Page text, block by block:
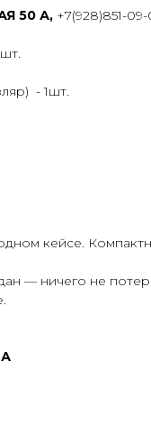
50 А, +7(928)851-
- 1шт.
кейсе.
— ничего не